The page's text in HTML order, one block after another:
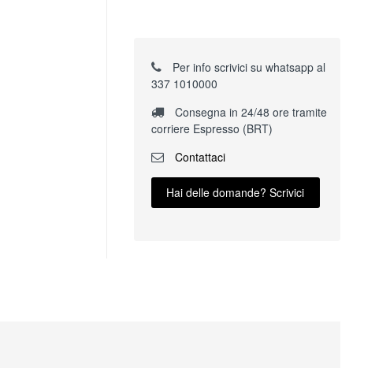
Per info scrivici su whatsapp al
337 1010000
Consegna in 24/48 ore tramite
corriere Espresso (BRT)
Contattaci
Hai delle domande? Scrivici